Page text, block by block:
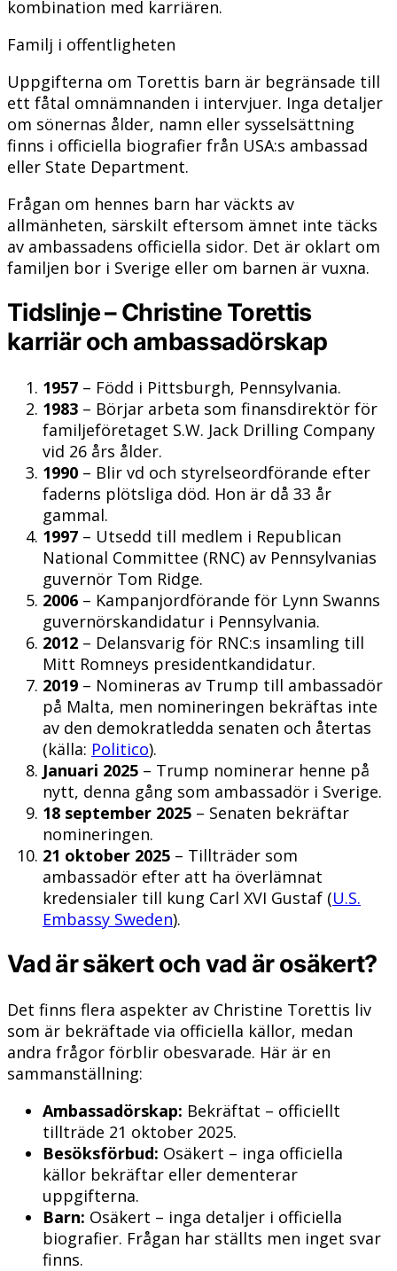
kombination med karriären.
Familj i offentligheten
Uppgifterna om Torettis barn är begränsade till
ett fåtal omnämnanden i intervjuer. Inga detaljer
om sönernas ålder, namn eller sysselsättning
finns i officiella biografier från USA:s ambassad
eller State Department.
Frågan om hennes barn har väckts av
allmänheten, särskilt eftersom ämnet inte täcks
av ambassadens officiella sidor. Det är oklart om
familjen bor i Sverige eller om barnen är vuxna.
Tidslinje – Christine Torettis
karriär och ambassadörskap
1957 – Född i Pittsburgh, Pennsylvania.
1983 – Börjar arbeta som finansdirektör för
familjeföretaget S.W. Jack Drilling Company
vid 26 års ålder.
1990 – Blir vd och styrelseordförande efter
faderns plötsliga död. Hon är då 33 år
gammal.
1997 – Utsedd till medlem i Republican
National Committee (RNC) av Pennsylvanias
guvernör Tom Ridge.
2006 – Kampanjordförande för Lynn Swanns
guvernörskandidatur i Pennsylvania.
2012 – Delansvarig för RNC:s insamling till
Mitt Romneys presidentkandidatur.
2019 – Nomineras av Trump till ambassadör
på Malta, men nomineringen bekräftas inte
av den demokratledda senaten och återtas
(källa: Politico).
Januari 2025 – Trump nominerar henne på
nytt, denna gång som ambassadör i Sverige.
18 september 2025 – Senaten bekräftar
nomineringen.
21 oktober 2025 – Tillträder som
ambassadör efter att ha överlämnat
kredensialer till kung Carl XVI Gustaf (U.S.
Embassy Sweden).
Vad är säkert och vad är osäkert?
Det finns flera aspekter av Christine Torettis liv
som är bekräftade via officiella källor, medan
andra frågor förblir obesvarade. Här är en
sammanställning:
Ambassadörskap: Bekräftat – officiellt
tillträde 21 oktober 2025.
Besöksförbud: Osäkert – inga officiella
källor bekräftar eller dementerar
uppgifterna.
Barn: Osäkert – inga detaljer i officiella
biografier. Frågan har ställts men inget svar
finns.